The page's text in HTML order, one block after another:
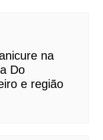
na
Do
e região